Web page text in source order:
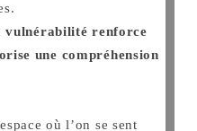
vulnérabilité renforce
une compréhension
où l’on se sent